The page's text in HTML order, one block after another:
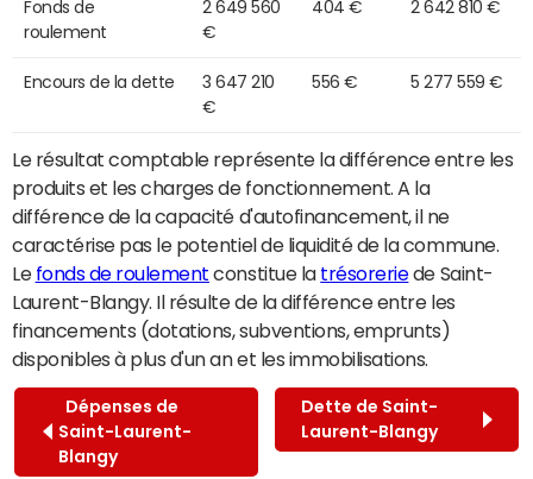
Fonds de
roulement
2 649 560
€
404 € 2 642 810 €
Encours de la dette
3 647 210
€
556 € 5 277 559 €
Le résultat comptable représente la différence entre les
produits et les charges de fonctionnement. A la
différence de la capacité d'autofinancement, il ne
caractérise pas le potentiel de liquidité de la commune.
Le fonds de roulement constitue la trésoreriede Saint-
Laurent-Blangy. Il résulte de la différence entre les
financements (dotations, subventions, emprunts)
disponibles à plus d'un an et les immobilisations.
Dépenses de
Saint-Laurent-
Blangy
Dette de Saint-
Laurent-Blangy